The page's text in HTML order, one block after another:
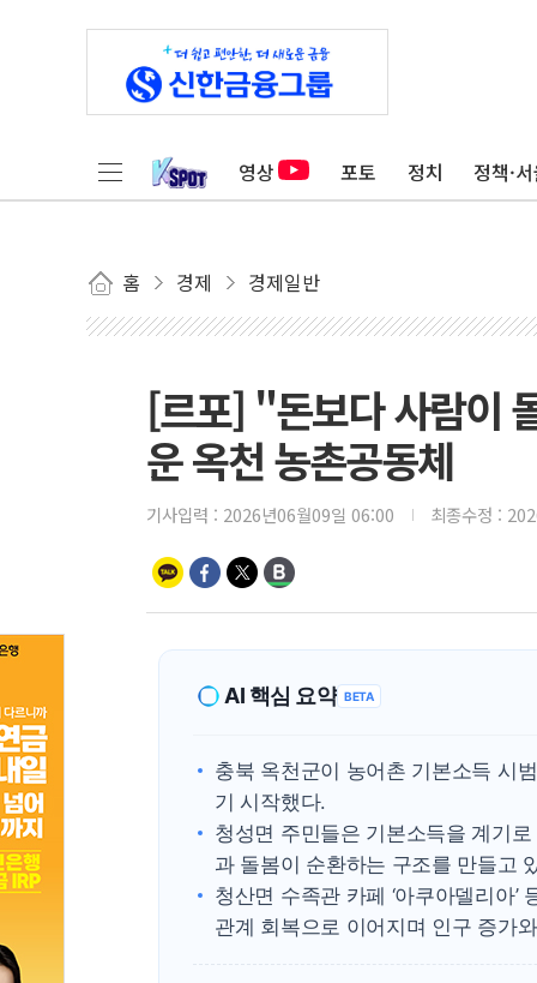
영상 포토 정치 정책·
홈 경제 경제일반
[르포] "돈보다 사람이
운 옥천 농촌공동체
기사입력 : 2026년06월09일 06:00 최종수정 :
AI 핵심 요약 BETA
충북 옥천군이 농어촌 기본소득 시
기 시작했다.
청성면 주민들은 기본소득을 계기
과 돌봄이 순환하는 구조를 만들고
청산면 수족관 카페 ‘아쿠아델리아
관계 회복으로 이어지며 인구 증가